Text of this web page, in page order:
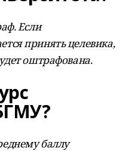
Если
принять целевика,
оштрафована.
баллу